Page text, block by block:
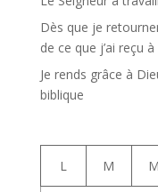
Dès que je
de ce que j’ai reçu à
Je rends grâce à
biblique
L M M